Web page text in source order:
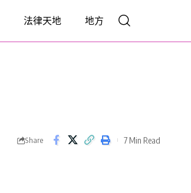
法律天地 地方
Share 7 Min Read